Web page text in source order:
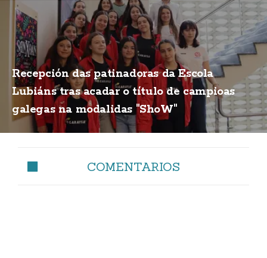
Recepción das patinadoras da Escola
Lubiáns tras acadar o título de campioas
galegas na modalidas "ShoW"
COMENTARIOS